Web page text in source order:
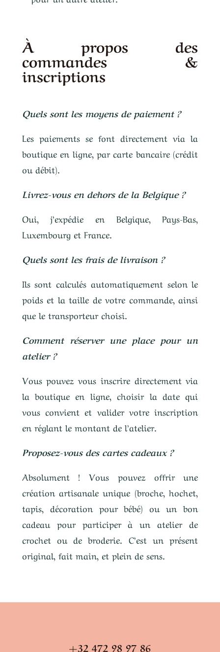
À propos des
commandes &
inscriptions
Quels sont les moyens de paiement ?
Les paiements se font directement via la
boutique en ligne, par carte bancaire (crédit
ou débit).
Livrez-vous en dehors de la Belgique ?
Oui, j’expédie en Belgique, Pays-Bas,
Luxembourg et France.
Quels sont les frais de livraison ?
Ils sont calculés automatiquement selon le
poids et la taille de votre commande, ainsi
que le transporteur choisi.
Comment réserver une place pour un
atelier ?
Vous pouvez vous inscrire directement via
la boutique en ligne, choisir la date qui
vous convient et valider votre inscription
en réglant le montant de l’atelier.
Proposez-vous des cartes cadeaux ?
Absolument ! Vous pouvez offrir une
création artisanale unique (broche, hochet,
tapis, décoration pour bébé) ou un bon
cadeau pour participer à un atelier de
crochet ou de broderie. C’est un présent
original, fait main, et plein de sens.
+32 472 98 97 86